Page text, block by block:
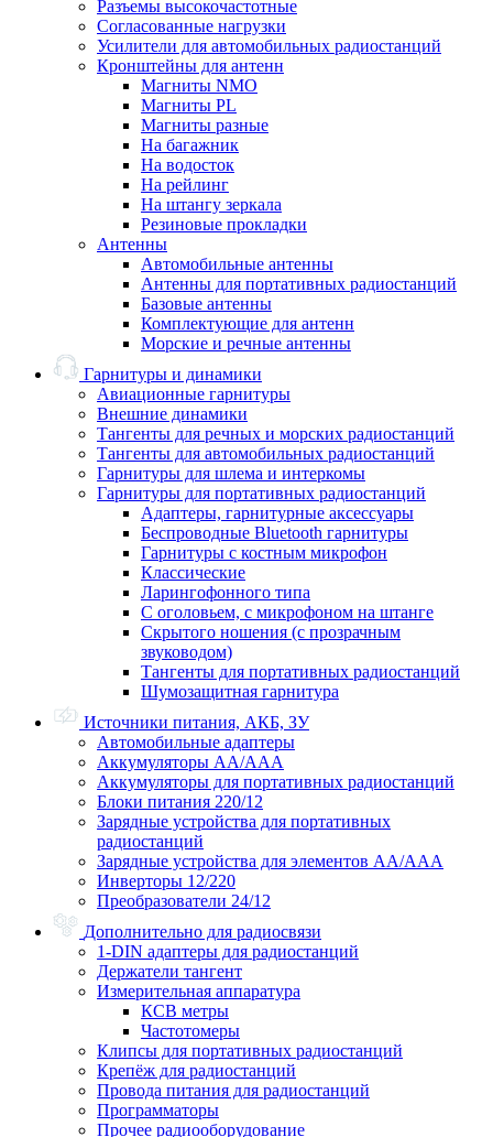
Разъемы высокочастотные
Согласованные нагрузки
Усилители для автомобильных радиостанций
Кронштейны для антенн
Магниты NMO
Магниты PL
Магниты разные
На багажник
На водосток
На рейлинг
На штангу зеркала
Резиновые прокладки
Антенны
Автомобильные антенны
Антенны для портативных радиостанций
Базовые антенны
Комплектующие для антенн
Морские и речные антенны
Гарнитуры и динамики
Авиационные гарнитуры
Внешние динамики
Тангенты для речных и морских радиостанций
Тангенты для автомобильных радиостанций
Гарнитуры для шлема и интеркомы
Гарнитуры для портативных радиостанций
Адаптеры, гарнитурные аксессуары
Беспроводные Bluetooth гарнитуры
Гарнитуры с костным микрофон
Классические
Ларингофонного типа
С оголовьем, с микрофоном на штанге
Скрытого ношения (с прозрачным
звуководом)
Тангенты для портативных радиостанций
Шумозащитная гарнитура
Источники питания, АКБ, ЗУ
Автомобильные адаптеры
Аккумуляторы АА/ААА
Аккумуляторы для портативных радиостанций
Блоки питания 220/12
Зарядные устройства для портативных
радиостанций
Зарядные устройства для элементов АА/ААА
Инверторы 12/220
Преобразователи 24/12
Дополнительно для радиосвязи
1-DIN адаптеры для радиостанций
Держатели тангент
Измерительная аппаратура
КСВ метры
Частотомеры
Клипсы для портативных радиостанций
Крепёж для радиостанций
Провода питания для радиостанций
Программаторы
Прочее радиооборудование